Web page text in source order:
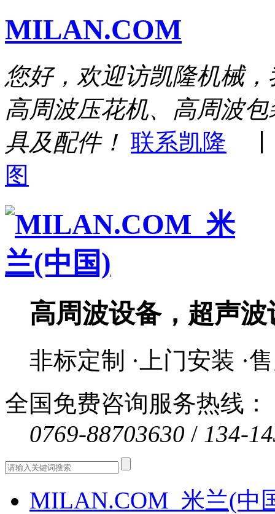
MILAN.COM
您好，欢迎访凯隆机械
高周波压花机、高周波
具及配件！ 联系凯隆
图
高周波设备，超声
非标定制 ·上门安装 ·
全国免费咨询服务热线：
0769-88703630 / 134-
MILAN.COM_米兰(中